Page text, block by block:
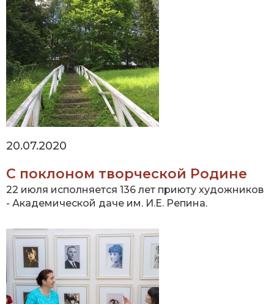
20.07.2020
С поклоном творческой Родине
22 июля исполняется 136 лет приюту художников
- Академической даче им. И.Е. Репина.